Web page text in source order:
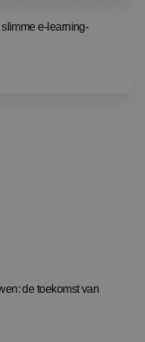
e-learning-
de toekomst van